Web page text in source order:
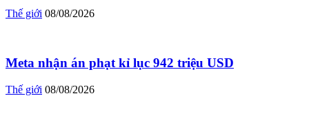
Thế giới 08/08/2026
Meta nhận án phạt kỉ lục 942 triệu USD
Thế giới 08/08/2026